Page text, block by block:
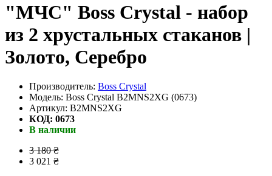
"МЧС" Boss Crystal - набор
из 2 хрустальных стаканов |
Золото, Серебро
Производитель: Boss Crystal
Модель: Boss Crystal B2MNS2XG (0673)
Артикул: B2MNS2XG
КОД: 0673
В наличии
3 180 ₴
3 021 ₴